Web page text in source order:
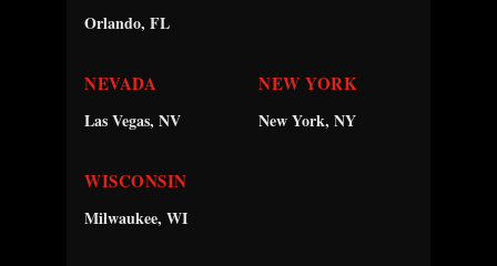
Orlando, FL
NEVADA
Las Vegas, NV
NEW YORK
New York, NY
WISCONSIN
Milwaukee, WI